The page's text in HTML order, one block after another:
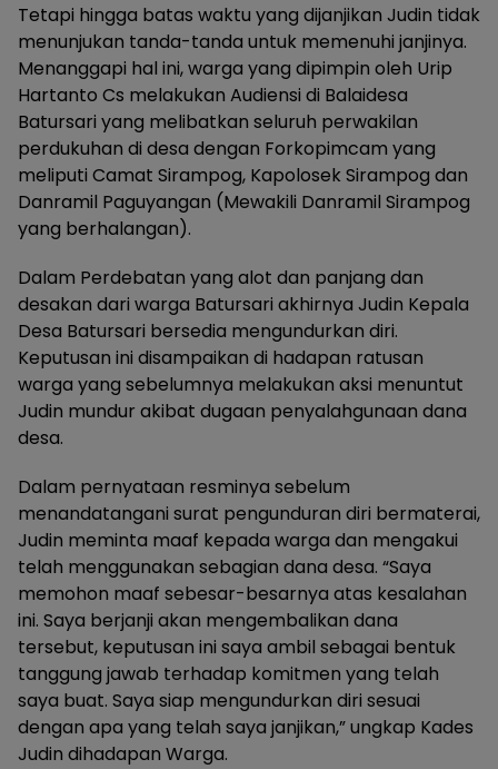
Tetapi hingga batas waktu yang dijanjikan Judin tidak
menunjukan tanda-tanda untuk memenuhi janjinya.
Menanggapi hal ini, warga yang dipimpin oleh Urip
Hartanto Cs melakukan Audiensi di Balaidesa
Batursari yang melibatkan seluruh perwakilan
perdukuhan di desa dengan Forkopimcam yang
meliputi Camat Sirampog, Kapolosek Sirampog dan
Danramil Paguyangan (Mewakili Danramil Sirampog
yang berhalangan).
Dalam Perdebatan yang alot dan panjang dan
desakan dari warga Batursari akhirnya Judin Kepala
Desa Batursari bersedia mengundurkan diri.
Keputusan ini disampaikan di hadapan ratusan
warga yang sebelumnya melakukan aksi menuntut
Judin mundur akibat dugaan penyalahgunaan dana
desa.
Dalam pernyataan resminya sebelum
menandatangani surat pengunduran diri bermaterai,
Judin meminta maaf kepada warga dan mengakui
telah menggunakan sebagian dana desa. “Saya
memohon maaf sebesar-besarnya atas kesalahan
ini. Saya berjanji akan mengembalikan dana
tersebut, keputusan ini saya ambil sebagai bentuk
tanggung jawab terhadap komitmen yang telah
saya buat. Saya siap mengundurkan diri sesuai
dengan apa yang telah saya janjikan,” ungkap Kades
Judin dihadapan Warga.